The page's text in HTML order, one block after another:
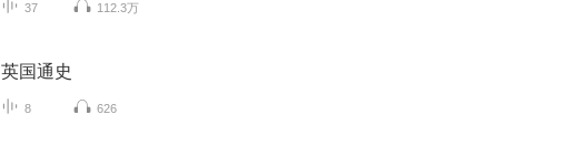
37 112.3万
英国通史
8 626